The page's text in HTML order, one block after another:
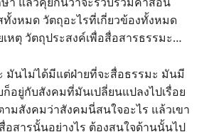
งหมด วัตถุอะไรที่เกี่ยวข้องทั้งหมด
หตุ วัตถุประสงค์เพื่อสื่อสารธรรมะ…
มันไม่ได้มีแต่ฝ่ายที่จะสื่อธรรมะ มันมี
อยู่กับสังคมที่มันเปลี่ยนแปลงไปเรื่อย
มสังคมว่าสังคมนี่สนใจอะไร แล้วเขา
อสารนั้นอย่างไร ต้องสนใจด้านนั้นไป